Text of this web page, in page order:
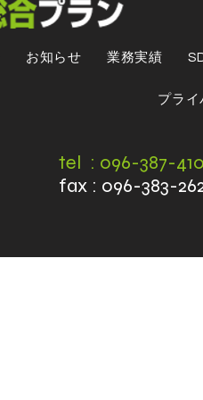
お知らせ 業務実績
プライ
tel : 096-387-
fax : 096-383-